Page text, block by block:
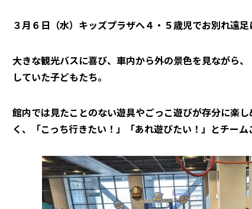
３月６日（水）キッズプラザへ４・５歳児でお別れ遠足
大きな観光バスに喜び、車内から外の景色を見ながら
していた子どもたち。
館内では見たことのない遊具やごっこ遊びが存分に楽
く、「こっち行きたい！」「あれ遊びたい！」とチーム